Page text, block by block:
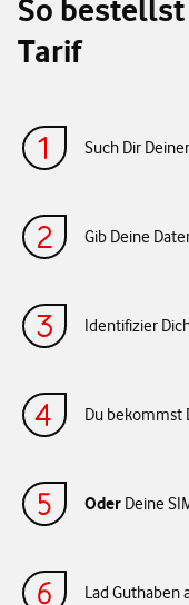
So
Tarif
Such Dir
Gib Deine
Identifizier
Du bekommst
Oder Deine
Lad Guthaben